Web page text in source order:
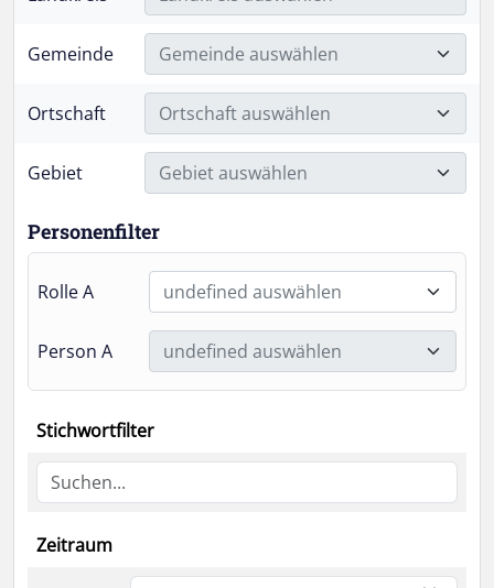
Gemeinde Gemeinde auswählen
Ortschaft Ortschaft auswählen
Gebiet Gebiet auswählen
Personenfilter
Rolle A undefined auswählen
Person A undefined auswählen
Stichwortfilter
Zeitraum